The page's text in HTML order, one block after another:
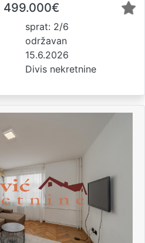
499.000€
sprat: 2/6
održavan
15.6.2026
Divis nekretnine